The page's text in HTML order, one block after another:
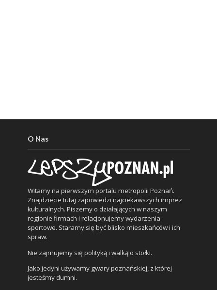
O Nas
Witamy na pierwszym portalu metropolii Poznań.
Znajdziecie tutaj zapowiedzi najciekawszych imprez
kulturalnych. Piszemy o działających w naszym
regionie firmach i relacjonujemy wydarzenia
sportowe. Staramy się być blisko mieszkańców i ich
spraw.
Nie zajmujemy się polityką i walką o stołki.
Jako jedyni używamy gwary poznańskiej, z której
jesteśmy dumni.